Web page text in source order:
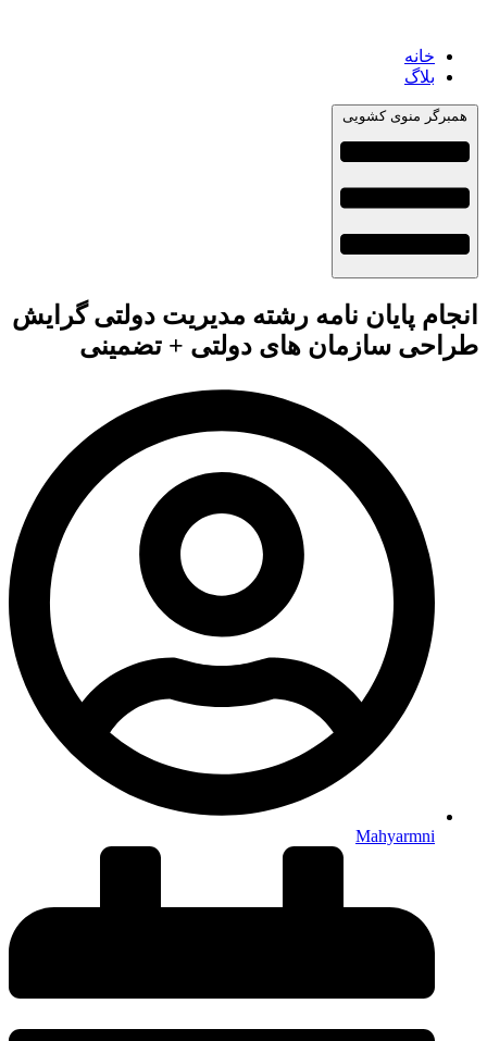
خانه
بلاگ
همبرگر منوی کشویی
انجام پایان نامه رشته مدیریت دولتی گرایش
طراحی سازمان های دولتی + تضمینی
Mahyarmni